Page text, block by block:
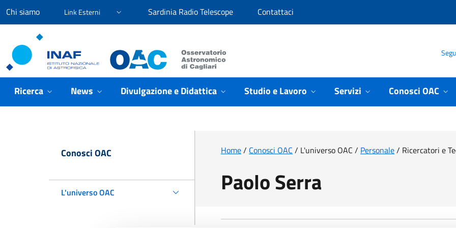
Vai ai contenuti
Vai al menu di navigazione
Vai al footer
Chi siamo Link Esterni Sardinia Radio Telescope Contattaci
Osservatorio Astronomico Cagliari
Ricerca News Divulgazione e Didattica Studio e Lavoro Servizi Conosci OAC
Conosci OAC
L'universo OAC
Home/ Conosci OAC / L'universo OAC / Personale/ Ricercatori e
Paolo Serra